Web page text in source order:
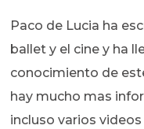
Paco de Lucia ha
ballet y el cine y ha
conocimiento de
hay mucho mas
incluso varios